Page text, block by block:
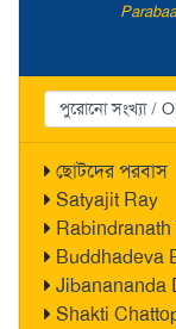
ছোটদের পরবাস
Satyajit Ray
Buddhadeva
Jibanananda
Shakti